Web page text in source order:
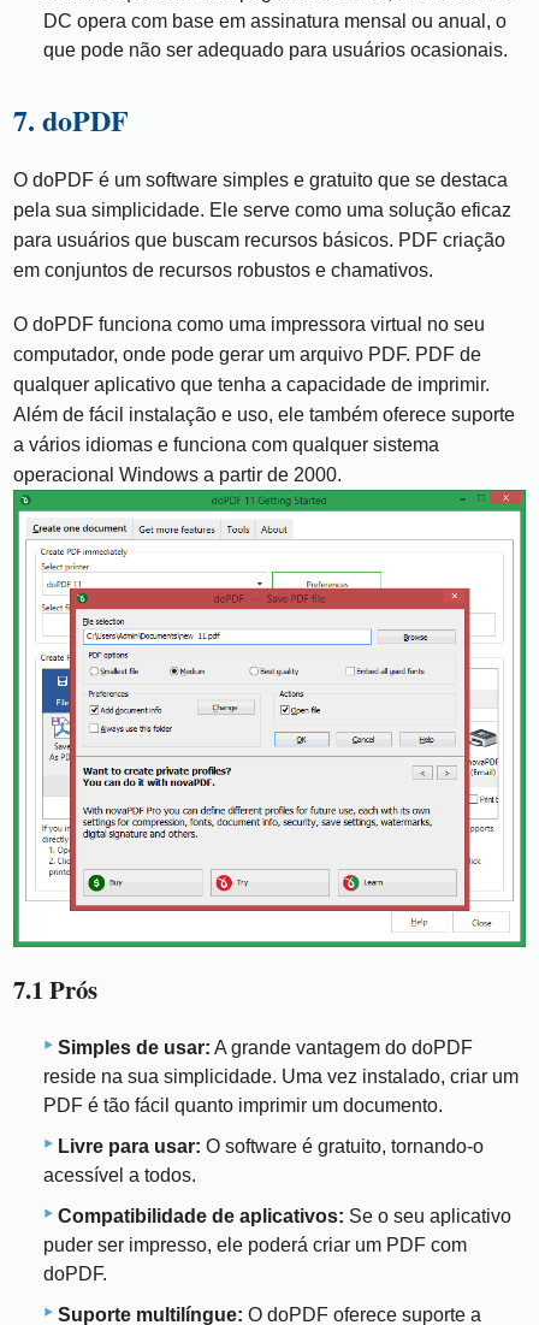
DC opera com base em assinatura mensal ou anual, o
que pode não ser adequado para usuários ocasionais.
7. doPDF
O doPDF é um software simples e gratuito que se destaca
pela sua simplicidade. Ele serve como uma solução eficaz
para usuários que buscam recursos básicos. PDF criação
em conjuntos de recursos robustos e chamativos.
O doPDF funciona como uma impressora virtual no seu
computador, onde pode gerar um arquivo PDF. PDF de
qualquer aplicativo que tenha a capacidade de imprimir.
Além de fácil instalação e uso, ele também oferece suporte
a vários idiomas e funciona com qualquer sistema
operacional Windows a partir de 2000.
7.1 Prós
Simples de usar: A grande vantagem do doPDF
reside na sua simplicidade. Uma vez instalado, criar um
PDF é tão fácil quanto imprimir um documento.
Livre para usar: O software é gratuito, tornando-o
acessível a todos.
Compatibilidade de aplicativos: Se o seu aplicativo
puder ser impresso, ele poderá criar um PDF com
doPDF.
Suporte multilíngue: O doPDF oferece suporte a